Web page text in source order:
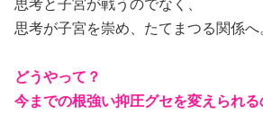
思考と子宮が戦うのでなく、
思考が子宮を崇め、たてまつる関係へ
どうやって？
今までの根強い抑圧グセを変えられる